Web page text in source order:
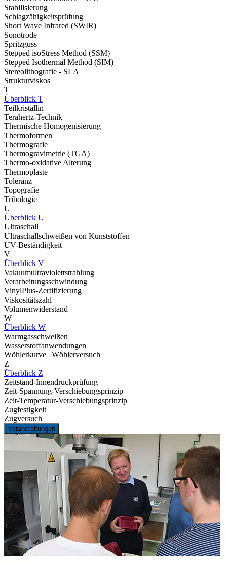
Stabilisierung
Schlagzähigkeitsprüfung
Short Wave Infrared (SWIR)
Sonotrode
Spritzguss
Stepped isoStress Method (SSM)
Stepped Isothermal Method (SIM)
Stereolithografie - SLA
Strukturviskos
T
Überblick T
Teilkristallin
Terahertz-Technik
Thermische Homogenisierung
Thermoformen
Thermografie
Thermogravimetrie (TGA)
Thermo-oxidative Alterung
Thermoplaste
Toleranz
Topografie
Tribologie
U
Überblick U
Ultraschall
Ultraschallschweißen von Kunststoffen
UV-Beständigkeit
V
Überblick V
Vakuumultraviolettstrahlung
Verarbeitungsschwindung
VinylPlus-Zertifizierung
Viskositätszahl
Volumenwiderstand
W
Überblick W
Warmgasschweißen
Wasserstoffanwendungen
Wöhlerkurve | Wöhlerversuch
Z
Überblick Z
Zeitstand-Innendruckprüfung
Zeit-Spannung-Verschiebungsprinzip
Zeit-Temperatur-Verschiebungsprinzip
Zugfestigkeit
Zugversuch
Veranstaltungen